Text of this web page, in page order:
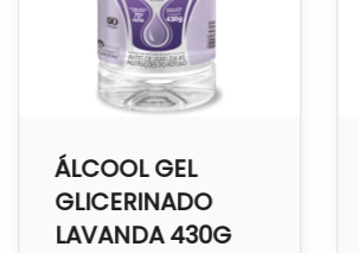
ÁLCOOL GEL
GLICERINADO
LAVANDA 430G